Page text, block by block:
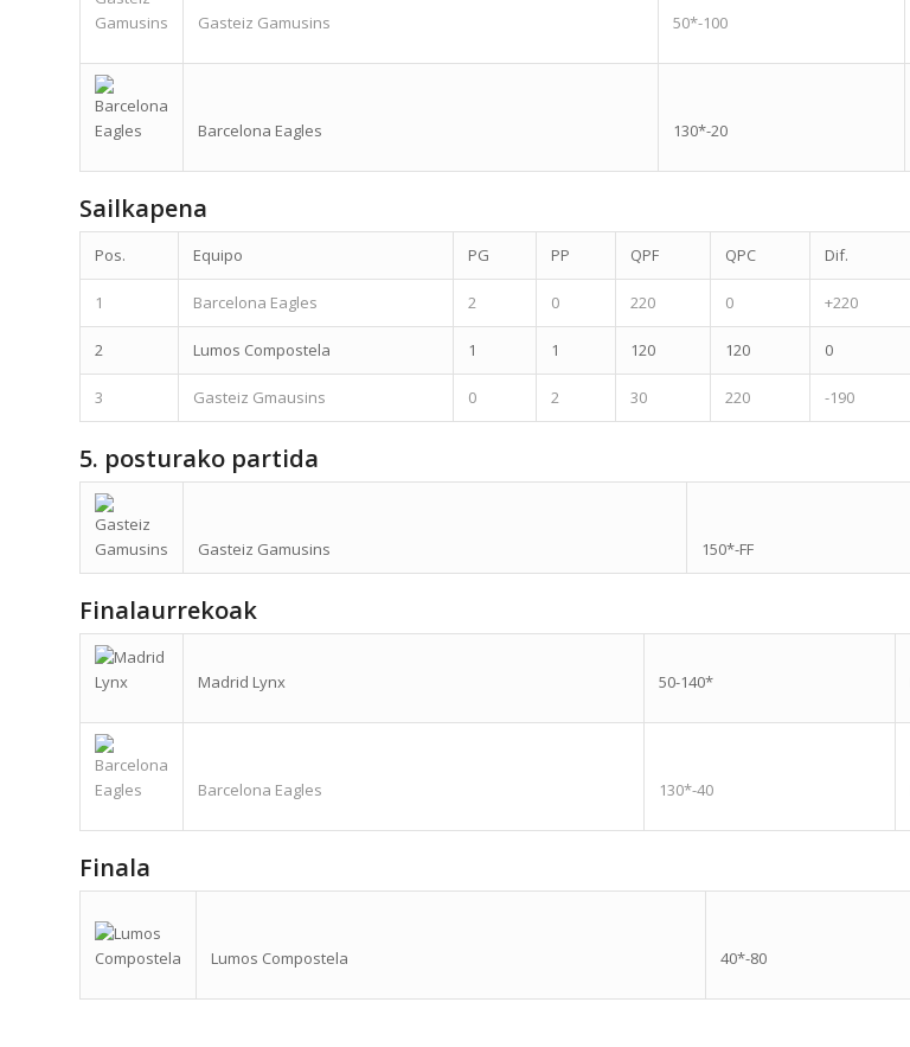
Gasteiz Gamusins 50*-100
Barcelona Eagles 130*-20
Sailkapena
Pos. Equipo PG PP QPF QPC Dif.
1 Barcelona Eagles 2 0 220 0 +220
2 Lumos Compostela 1 1 120 120 0
3 Gasteiz Gmausins 0 2 30 220 -190
5. posturako partida
Gasteiz Gamusins 150*-FF
Finalaurrekoak
Madrid Lynx 50-140*
Barcelona Eagles 130*-40
Finala
Lumos Compostela 40*-80